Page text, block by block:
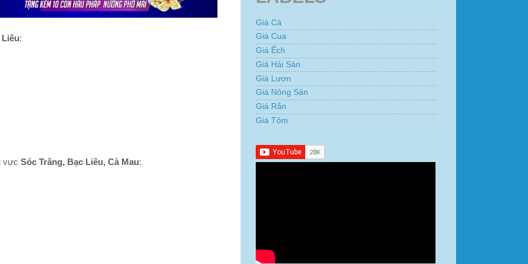
:
vực Sóc Trăng, Bạc Liêu, Cà Mau:
Giá Cá
Giá Cua
Giá Ếch
Giá Hải Sản
Giá Lươn
Giá Nông Sản
Giá Rắn
Giá Tôm